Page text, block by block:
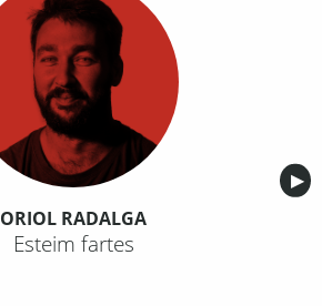
▶︎
ORIOL RADALGA
Esteim fartes